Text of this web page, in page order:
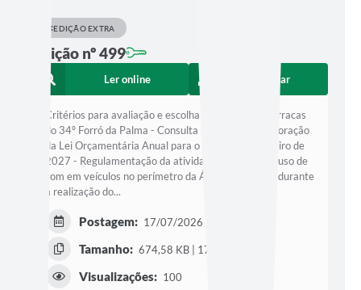
EDIÇÃO EXTRA
Edição nº 499
Ler online Baixar
Critérios para avaliação e escolha das melhores barracas
do 34º Forró da Palma - Consulta pública para elaboração
da Lei Orçamentária Anual para o exercício financeiro de
2027 - Regulamentação da atividade ambulante e uso de
som em veículos no perímetro da Área de Eventos durante
a realização do...
Postagem: 17/07/2026 às 19h37
Tamanho: 674,58 KB | 17 páginas
Visualizações: 100